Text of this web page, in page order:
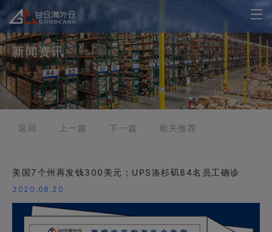
新闻资讯
返回 上一篇 下一篇 相关推荐
美国7个州再发钱300美元；UPS洛杉矶84名员工确诊
2020.08.20